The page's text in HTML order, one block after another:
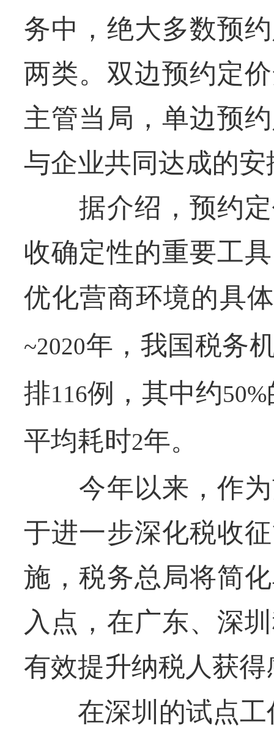
务中，绝大多数预
两类。双边预约定
主管当局，单边预
与企业共同达成的安
据介绍，预约定
收确定性的重要工
优化营商环境的具
~2020年，我国税务
排116例，其中约50%
平均耗时2年。
今年以来，作为
于进一步深化税收
施，税务总局将简
入点，在广东、深
有效提升纳税人获
在深圳的试点工